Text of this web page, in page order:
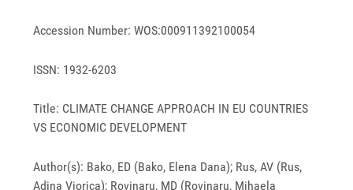
Accession Number: WOS:000911392100054
ISSN: 1932-6203
Title: CLIMATE CHANGE APPROACH IN EU COUNTRIES
VS ECONOMIC DEVELOPMENT
Author(s): Bako, ED (Bako, Elena Dana); Rus, AV (Rus,
Adina Viorica); Rovinaru, MD (Rovinaru, Mihaela